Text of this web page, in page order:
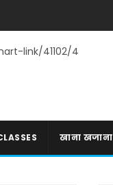
link/41102/4
खाना खजाना